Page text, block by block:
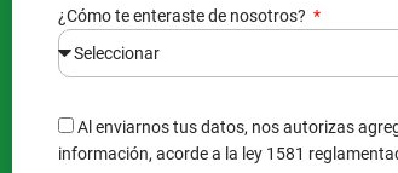
¿Cómo te enteraste de nosotros?
Al enviarnos tus datos, nos autorizas
información, acorde a la ley 1581